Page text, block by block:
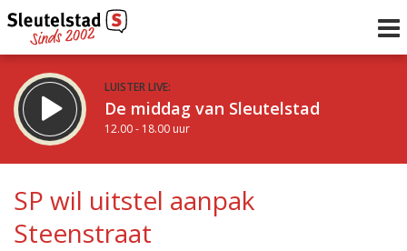
LUISTER LIVE:
De middag van Sleutelstad
12.00 - 18.00 uur
De avond van Sleutelstad
18.00 - 19.00 uur
Vorig uur
SP wil uitstel aanpak
Steenstraat